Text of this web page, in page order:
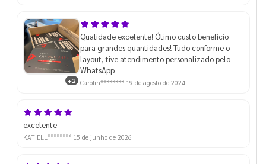
+2
Qualidade excelente! Ótimo custo benefício
para grandes quantidades! Tudo conforme o
layout, tive atendimento personalizado pelo
WhatsApp
Carolin******** 19 de agosto de 2024
excelente
KATIELL******** 15 de junho de 2026